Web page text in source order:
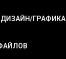
ДИЗАЙН/ГРАФИКА